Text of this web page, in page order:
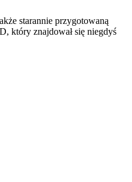
starannie przygotowaną
który znajdował się niegdyś